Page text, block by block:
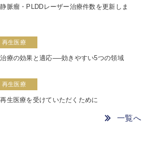
脈瘤・PLDDレーザー治療件数を更新しま
再生医療
療の効果と適応──効きやすい5つの領域
再生医療
生医療を受けていただくために
一覧へ